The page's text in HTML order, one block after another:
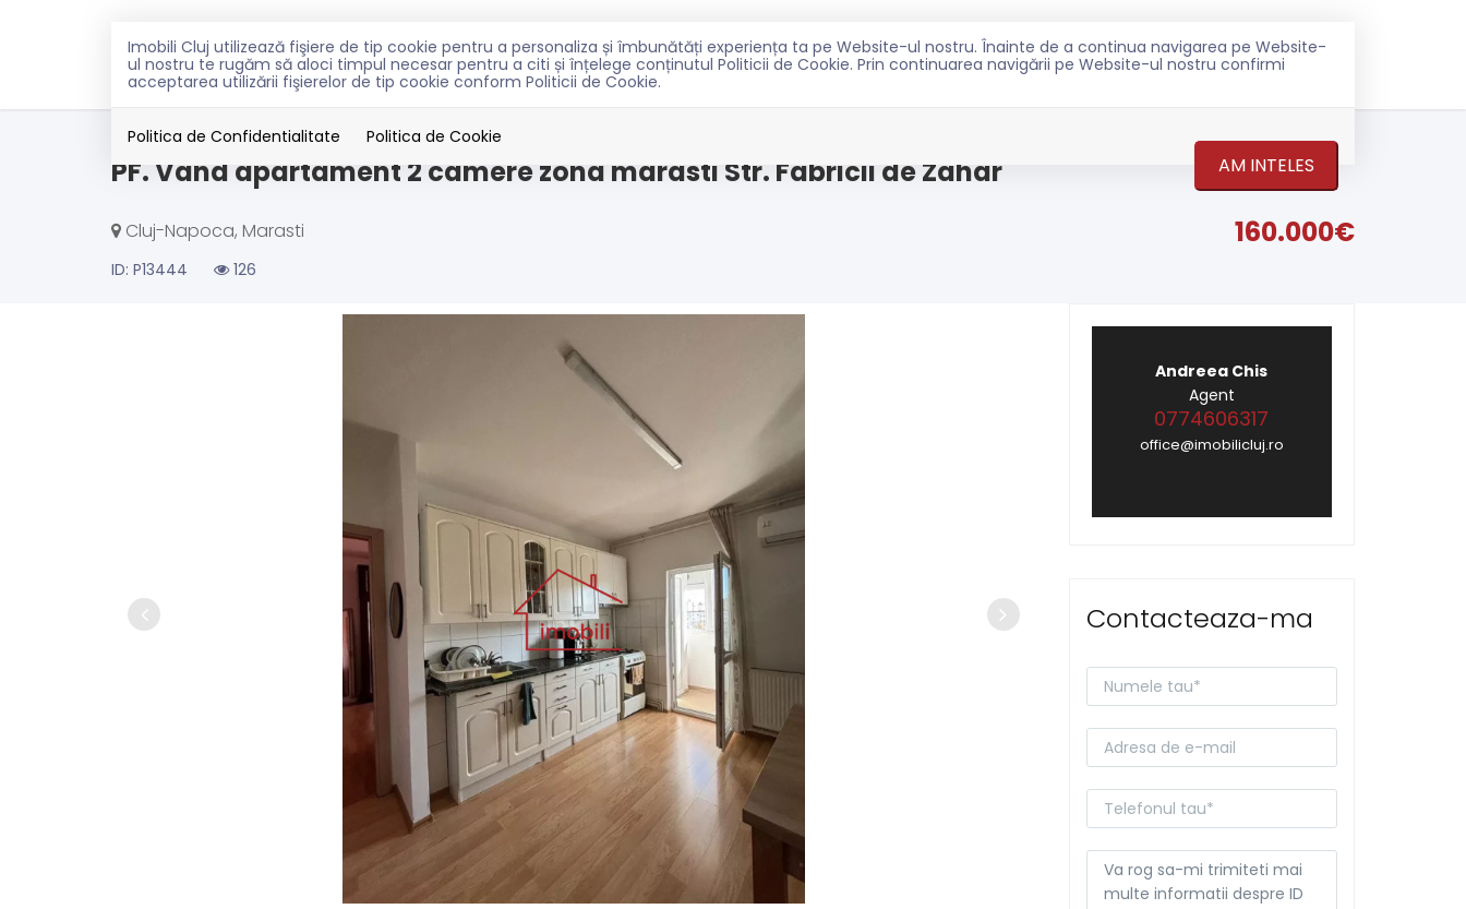
Imobili Cluj utilizează fişiere de tip cookie pentru a personaliza și îmbunătăți experiența ta pe Website-ul nostru. Înainte de a continua navigarea pe Website-
ul nostru te rugăm să aloci timpul necesar pentru a citi și înțelege conținutul Politicii de Cookie. Prin continuarea navigării pe Website-ul nostru confirmi
acceptarea utilizării fişierelor de tip cookie conform Politicii de Cookie.
Politica de Confidentialitate Politica de Cookie
AM INTELES
VANZARI INCHIRIERI PENTRU CUMPARATORI PENTRU PROPRIETARI NOUTATI CONTACT 0774 606 317
Vanzare Apartamente Cluj-Napoca Marasti
PF. Vand apartament 2 camere zona marasti Str. Fabricii de Zahar
Cluj-Napoca, Marasti 160.000€
ID: P13444 126
Andreea Chis
Agent
0774606317
office@imobilicluj.ro
Contacteaza-ma